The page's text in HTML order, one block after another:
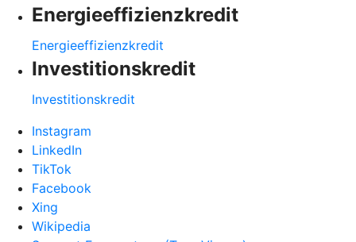
Energieeffizienzkredit
Energieeffizienzkredit
Investitionskredit
Investitionskredit
Instagram
LinkedIn
TikTok
Facebook
Xing
Wikipedia